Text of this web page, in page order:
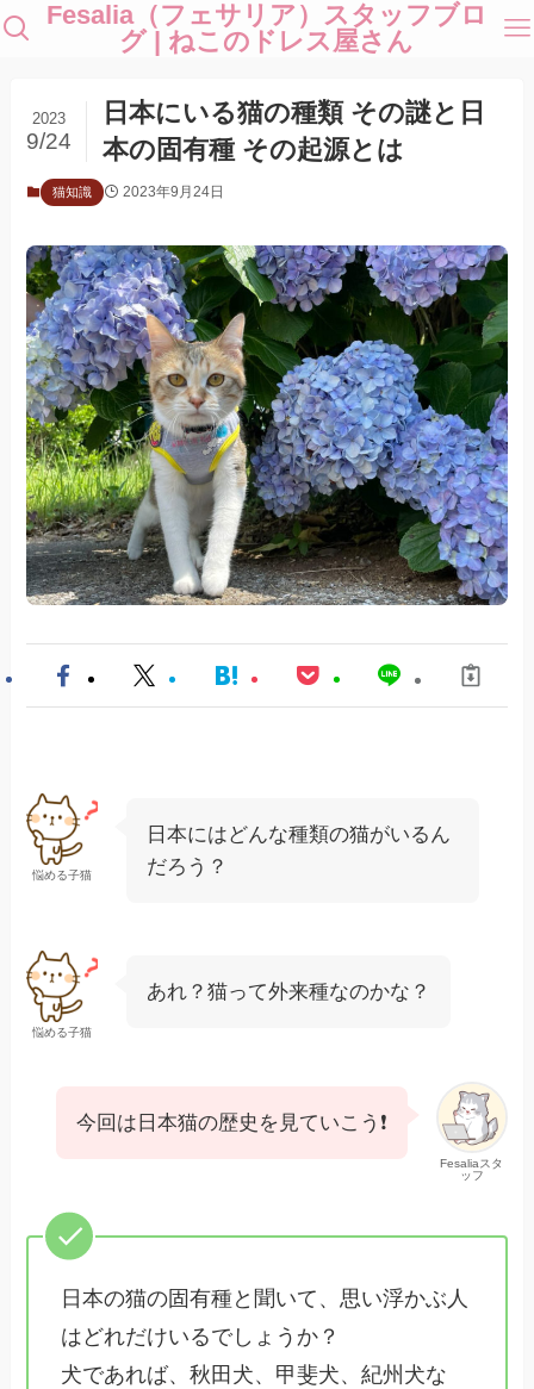
Fesalia（フェサリア）スタッフブロ
グ | ねこのドレス屋さん
日本にいる猫の種類 その謎と日
本の固有種 その起源とは
2023
9/24
猫知識 2023年9月24日
悩める子猫
日本にはどんな種類の猫がいるん
だろう？
悩める子猫
あれ？猫って外来種なのかな？
Fesaliaスタ
ッフ
今回は日本猫の歴史を見ていこう❗
日本の猫の固有種と聞いて、思い浮かぶ人
はどれだけいるでしょうか？
犬であれば、秋田犬、甲斐犬、紀州犬な